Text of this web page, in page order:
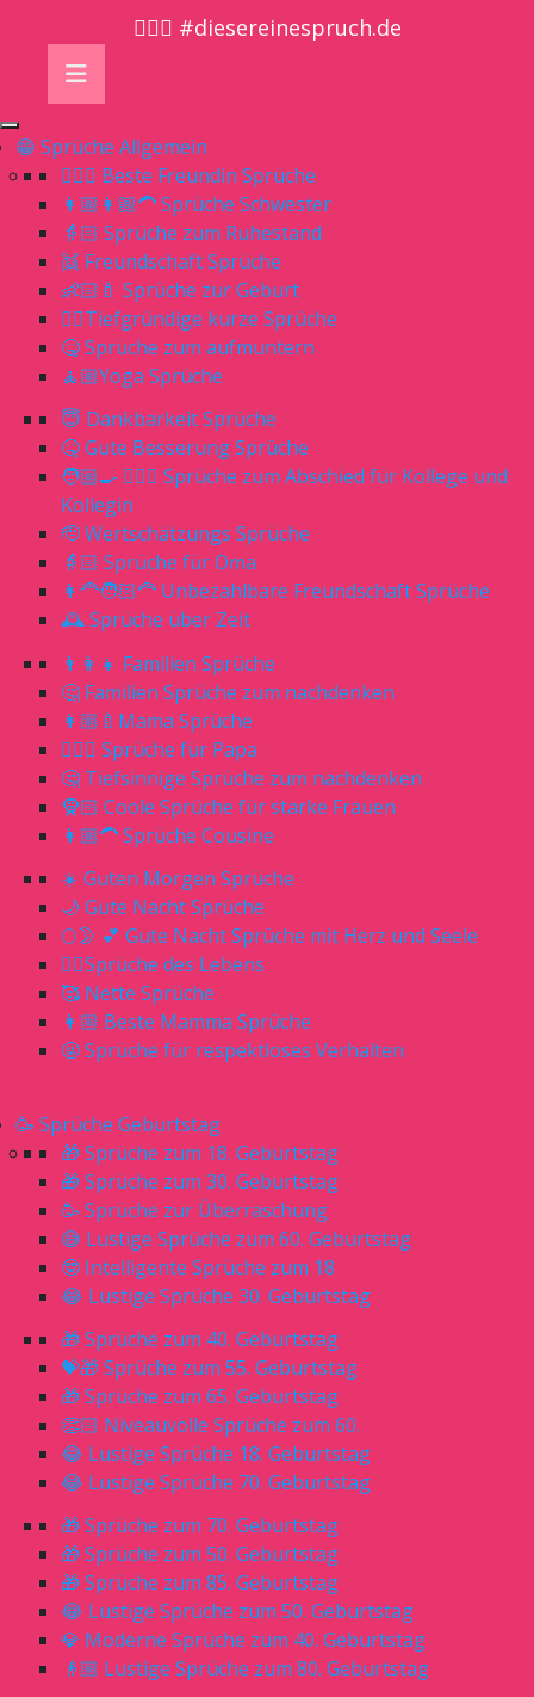
🤷🏼‍♀️ #diesereinespruch.de
😁 Sprüche Allgemein
👱🏻‍♀️ Beste Freundin Sprüche
👩🏼👩🏼‍🦱 Sprüche Schwester
👵🏻 Sprüche zum Ruhestand
👯 Freundschaft Sprüche
👶🏻🍼 Sprüche zur Geburt
👌🏻Tiefgründige kurze Sprüche
🤒 Sprüche zum aufmuntern
🧘🏼Yoga Sprüche
😇 Dankbarkeit Sprüche
🤒 Gute Besserung Sprüche
🧑🏼‍🍳 👨🏼‍⚕️ Sprüche zum Abschied für Kollege und
Kollegin
🫡 Wertschätzungs Sprüche
👵🏻 Sprüche für Oma
👩‍🦰🧑🏻‍🦰 Unbezahlbare Freundschaft Sprüche
🕰 Sprüche über Zeit
👨‍👩‍👧 Familien Sprüche
🤔 Familien Sprüche zum nachdenken
👩🏼‍🍼Mama Sprüche
🧔🏼‍♂️ Sprüche für Papa
🤔 Tiefsinnige Sprüche zum nachdenken
🧕🏻 Coole Sprüche für starke Frauen
👩🏼‍🦱 Sprüche Cousine
☀️ Guten Morgen Sprüche
🌙 Gute Nacht Sprüche
🌕🌛 💕 Gute Nacht Sprüche mit Herz und Seele
☝🏻Sprüche des Lebens
🥰 Nette Sprüche
👩🏼 Beste Mamma Sprüche
🤬 Sprüche für respektloses Verhalten
🥳 Sprüche Geburtstag
🎁 Sprüche zum 18. Geburtstag
🎁 Sprüche zum 30. Geburtstag
🥳 Sprüche zur Überraschung
😅 Lustige Sprüche zum 60. Geburtstag
🤓 Intelligente Sprüche zum 18
😂 Lustige Sprüche 30. Geburtstag
🎁 Sprüche zum 40. Geburtstag
💝🎁 Sprüche zum 55. Geburtstag
🎁 Sprüche zum 65. Geburtstag
👏🏻 Niveauvolle Sprüche zum 60.
😂 Lustige Sprüche 18. Geburtstag
😂 Lustige Sprüche 70. Geburtstag
🎁 Sprüche zum 70. Geburtstag
🎁 Sprüche zum 50. Geburtstag
🎁 Sprüche zum 85. Geburtstag
😂 Lustige Sprüche zum 50. Geburtstag
💎 Moderne Sprüche zum 40. Geburtstag
👴🏼 Lustige Sprüche zum 80. Geburtstag